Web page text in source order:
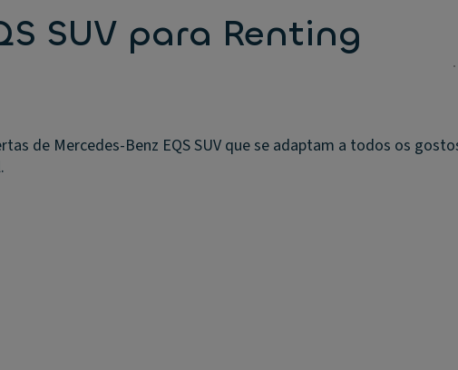
SUV para Renting
de Mercedes-Benz EQS SUV que se adaptam a todos os